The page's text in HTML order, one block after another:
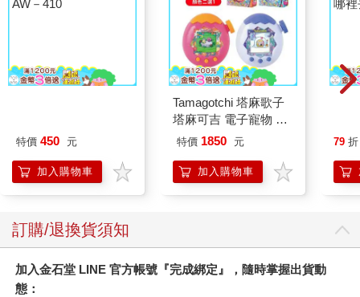
特價 450 元
加入購物車
Tamagotchi 塔麻歌子
塔麻可吉 電子寵物 樂
園系列（熱帶橙果／極
特價 1850 元
加入購物車
哥
79 折
訂購/退換貨須知
加入金石堂 LINE 官方帳號『完成綁定』，隨時掌握出貨動
態：